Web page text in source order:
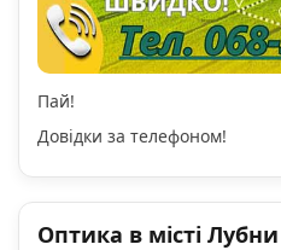
Пай!
Довідки за телефоном!
Оптика в місті Лубни